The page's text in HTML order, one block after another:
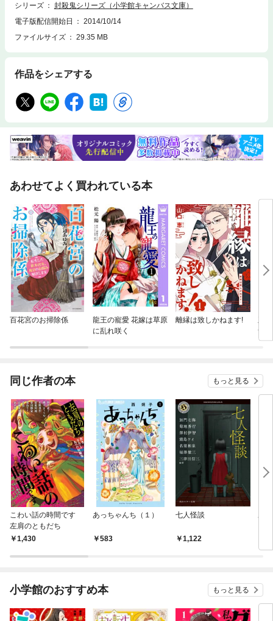
シリーズ
封殺鬼シリーズ（小学館キャンバス文庫）
電子版配信開始日
2014/10/14
ファイルサイズ
29.35 MB
作品をシェアする
あわせてよく買われている本
百花宮のお掃除係
龍王の寵愛 花嫁は草原
に乱れ咲く
離縁は致しかねます!
ナ～
同じ作者の本 もっと見る
こわい話の時間です
左肩のともだち
1,430
あっちゃんち（１）
583
七人怪談
1,122
あ
小学館のおすすめ本 もっと見る